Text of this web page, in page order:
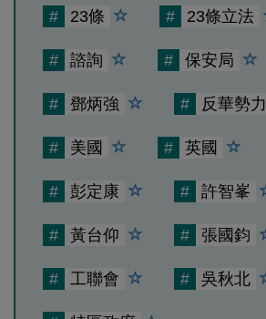
# 23條 # 23條立法
# 諮詢 # 保安局
# 鄧炳強 # 反華勢力
# 美國 # 英國
# 彭定康 # 許智峯
# 黃台仰 # 張國鈞
# 工聯會 # 吳秋北